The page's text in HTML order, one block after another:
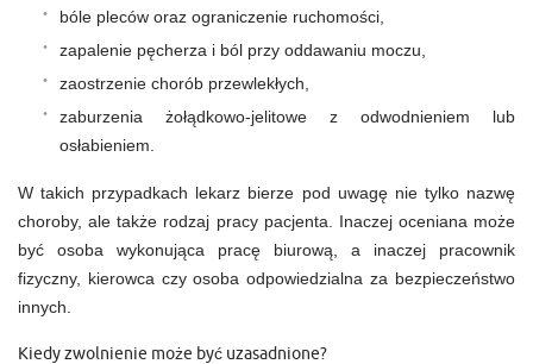
bóle pleców oraz ograniczenie ruchomości,
zapalenie pęcherza i ból przy oddawaniu moczu,
zaostrzenie chorób przewlekłych,
zaburzenia żołądkowo-jelitowe z odwodnieniem lub
osłabieniem.
W takich przypadkach lekarz bierze pod uwagę nie tylko nazwę
choroby, ale także rodzaj pracy pacjenta. Inaczej oceniana może
być osoba wykonująca pracę biurową, a inaczej pracownik
fizyczny, kierowca czy osoba odpowiedzialna za bezpieczeństwo
innych.
Kiedy zwolnienie może być uzasadnione?